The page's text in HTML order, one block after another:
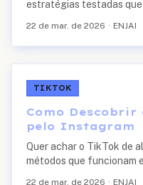
estratégias testadas que
22 de mar. de 2026 · ENJAI
TIKTOK
Como Descobrir
pelo Instagram
Quer achar o TikTok de
métodos que funcionam
22 de mar. de 2026 · ENJAI